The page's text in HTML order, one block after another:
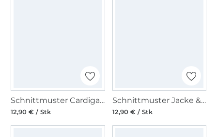
Schnittmuster Cardigan/Jacke, Burda 5667
12,90 € / Stk
Schnittmuster Jacke & Mantel, Burda 5647
12,90 € / Stk